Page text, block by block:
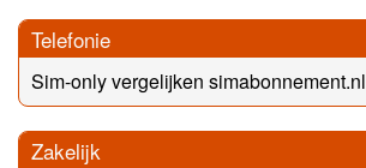
Telefonie
Sim-only vergelijken simabonnement.nl
Zakelijk